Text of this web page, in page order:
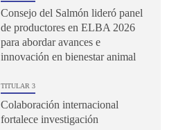
Consejo del Salmón lideró panel
de productores en ELBA 2026
para abordar avances e
innovación en bienestar animal
TITULAR 3
Colaboración internacional
fortalece investigación